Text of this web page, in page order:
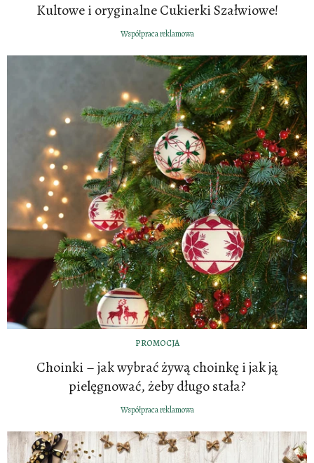
Kultowe i oryginalne Cukierki Szałwiowe!
Współpraca reklamowa
PROMOCJA
Choinki – jak wybrać żywą choinkę i jak ją
pielęgnować, żeby długo stała?
Współpraca reklamowa